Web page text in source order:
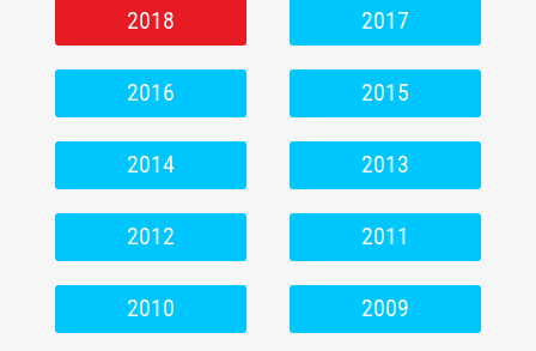
2018 2017
2016 2015
2014 2013
2012 2011
2010 2009